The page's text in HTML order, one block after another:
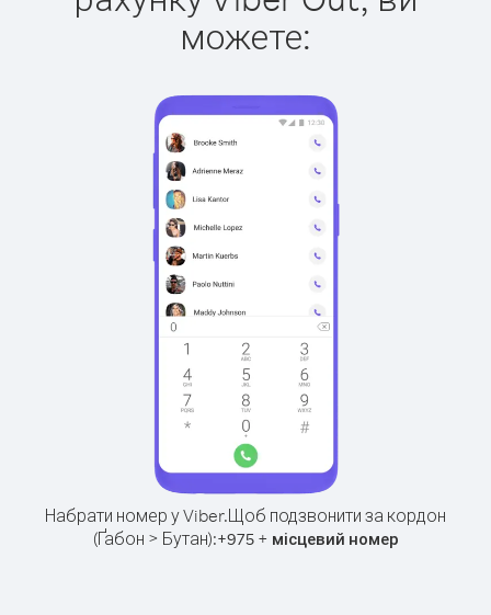
можете:
Набрати номер у Viber.Щоб подзвонити за кордон
(Ґабон > Бутан):+975+ місцевий номер